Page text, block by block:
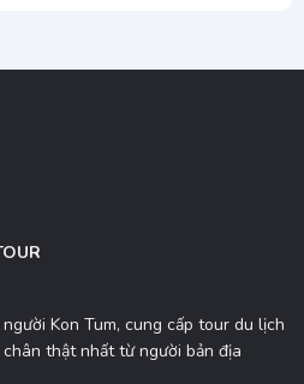
Kon Tum, cung cấp tour du lịch
thật nhất từ người bản địa